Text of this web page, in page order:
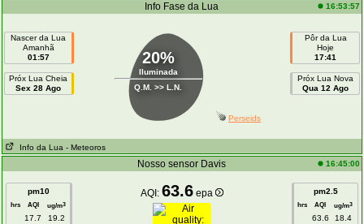
Info Fase da Lua 16:53:57
Nascer da Lua
Amanhã
01:57
Próx Lua Cheia
Sex 28 Ago
20%
Iluminada
Q.M. >> L.N.
Pôr da Lua
Hoje
17:41
Próx Lua Nova
Qua 12 Ago
Perseids
Info da Lua - Meteoros
Nosso sensor Davis 16:45:00
pm10
hrs AQI ug/m3
17.7 19.2
AQI: 63.6 epa pm2.5
hrs AQI ug/m3
63.6 18.4